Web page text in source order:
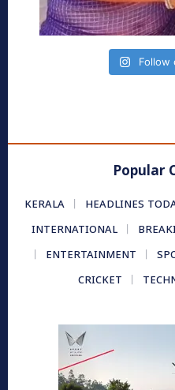
Follow
Popular
KERALA HEADLINES
INTERNATIONAL
ENTERTAINMENT
CRICKET